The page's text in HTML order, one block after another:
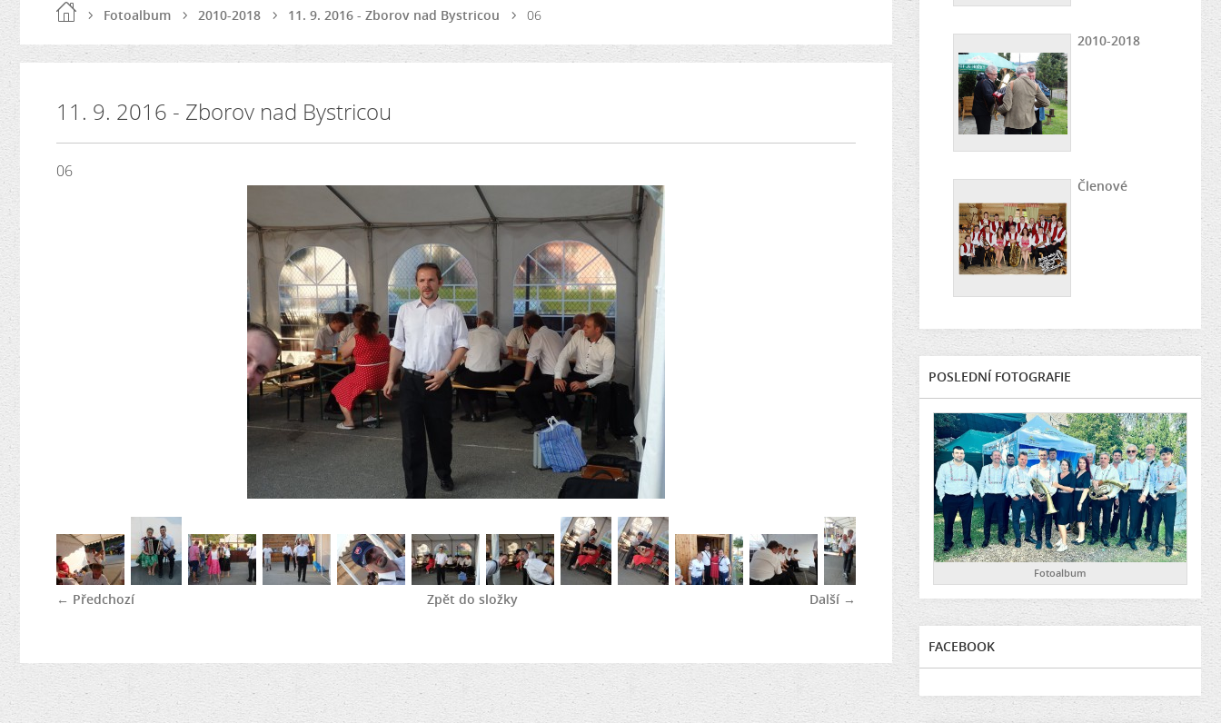
Fotoalbum 2010-2018 11. 9. 2016 - Zborov nad Bystricou 06
11. 9. 2016 - Zborov nad Bystricou
06
← Předchozí Další →
Zpět do složky
2010-2018
Členové
POSLEDNÍ FOTOGRAFIE
Fotoalbum
FACEBOOK